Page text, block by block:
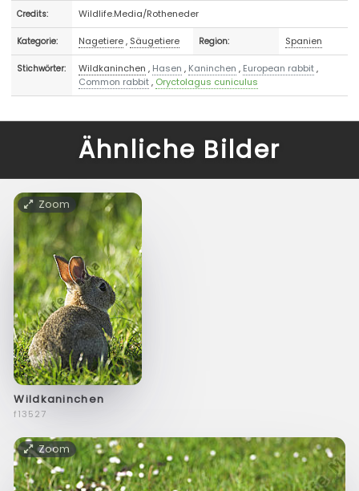
Credits: Wildlife.Media/Rotheneder
Kategorie: Nagetiere, Säugetiere Region: Spanien
Stichwörter: Wildkaninchen , Hasen , Kaninchen , European rabbit,
Common rabbit, Oryctolagus cuniculus
Ähnliche Bilder
Zoom
Wildkaninchen
f13527
Zoom